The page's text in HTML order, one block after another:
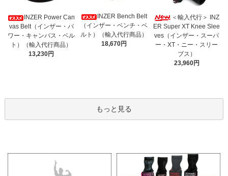
INZER Power Can
vas Belt（インザー・パ
ワー・キャンバス・ベル
ト）（輸入代行商品）
13,230円
INZER Bench Belt
（インザー・ベンチ・ベ
ルト）（輸入代行商品）
18,670円
＜輸入代行＞ INZ
ER Super XT Knee Slee
ves（インザー・スーパ
ー・XT・ニー・スリー
ブス）
23,960円
もっと見る